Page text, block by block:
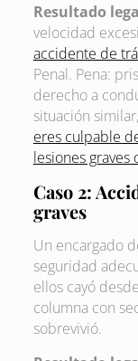
Resultado
velocidad
accidente de
Penal. Pena:
derecho a
situación
eres culpable
lesiones graves
Caso 2:
graves
Un encargado
seguridad
ellos cayó
columna con
sobrevivió.